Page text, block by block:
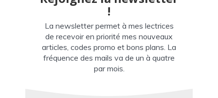
!
La newsletter permet à mes lectrices
de recevoir en priorité mes nouveaux
articles, codes promo et bons plans. La
fréquence des mails va de un à quatre
par mois.